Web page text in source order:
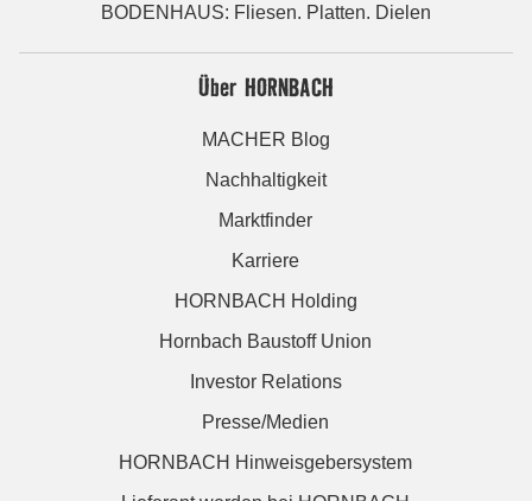
BODENHAUS: Fliesen. Platten. Dielen
Über HORNBACH
MACHER Blog
Nachhaltigkeit
Marktfinder
Karriere
HORNBACH Holding
Hornbach Baustoff Union
Investor Relations
Presse/Medien
HORNBACH Hinweisgebersystem